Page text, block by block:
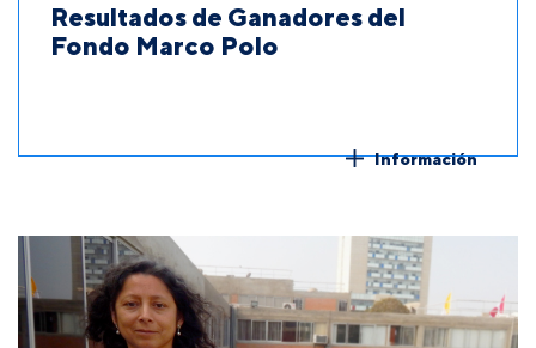
Resultados de Ganadores del
Fondo Marco Polo
Información